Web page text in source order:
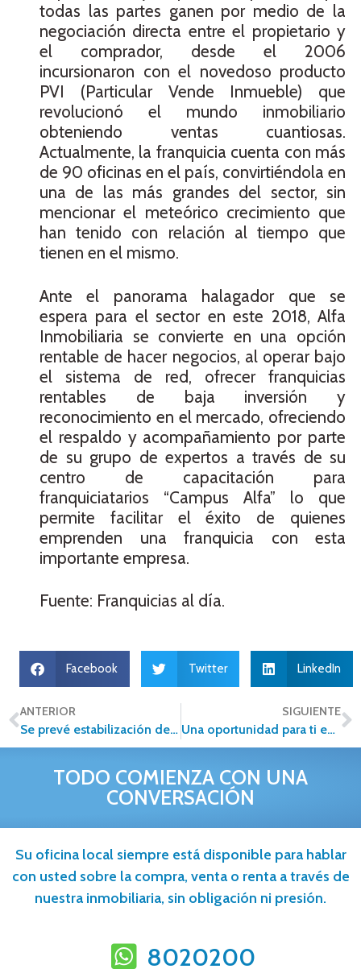
todas las partes ganen por medio de la
negociación directa entre el propietario y
el comprador, desde el 2006
incursionaron con el novedoso producto
PVI (Particular Vende Inmueble) que
revolucionó el mundo inmobiliario
obteniendo ventas cuantiosas.
Actualmente, la franquicia cuenta con más
de 90 oficinas en el país, convirtiéndola en
una de las más grandes del sector, sin
mencionar el meteórico crecimiento que
han tenido con relación al tiempo que
tienen en el mismo.
Ante el panorama halagador que se
espera para el sector en este 2018, Alfa
Inmobiliaria se convierte en una opción
rentable de hacer negocios, al operar bajo
el sistema de red, ofrecer franquicias
rentables de baja inversión y
reconocimiento en el mercado, ofreciendo
el respaldo y acompañamiento por parte
de su grupo de expertos a través de su
centro de capacitación para
franquiciatarios “Campus Alfa” lo que
permite facilitar el éxito de quienes
emprenden una franquicia con esta
importante empresa.
Fuente: Franquicias al día.
Facebook Twitter LinkedIn
ANTERIOR
Se prevé estabilización del mercado de vivienda para el 2018
SIGUIENTE
Una oportunidad para ti en México.
TODO COMIENZA CON UNA
CONVERSACIÓN
Su oficina local siempre está disponible para hablar
con usted sobre la compra, venta o renta a través de
nuestra inmobiliaria, sin obligación ni presión.
8020200